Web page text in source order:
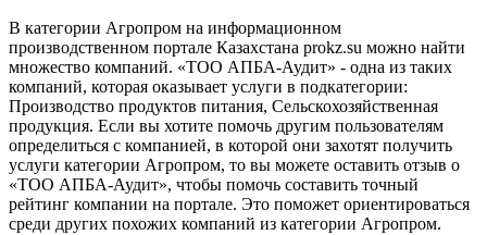
В категории Агропром на информационном
производственном портале Казахстана prokz.su можно найти
множество компаний. «ТОО АПБА-Аудит» - одна из таких
компаний, которая оказывает услуги в подкатегории:
Производство продуктов питания, Сельскохозяйственная
продукция. Если вы хотите помочь другим пользователям
определиться с компанией, в которой они захотят получить
услуги категории Агропром, то вы можете оставить отзыв о
«ТОО АПБА-Аудит», чтобы помочь составить точный
рейтинг компании на портале. Это поможет ориентироваться
среди других похожих компаний из категории Агропром.